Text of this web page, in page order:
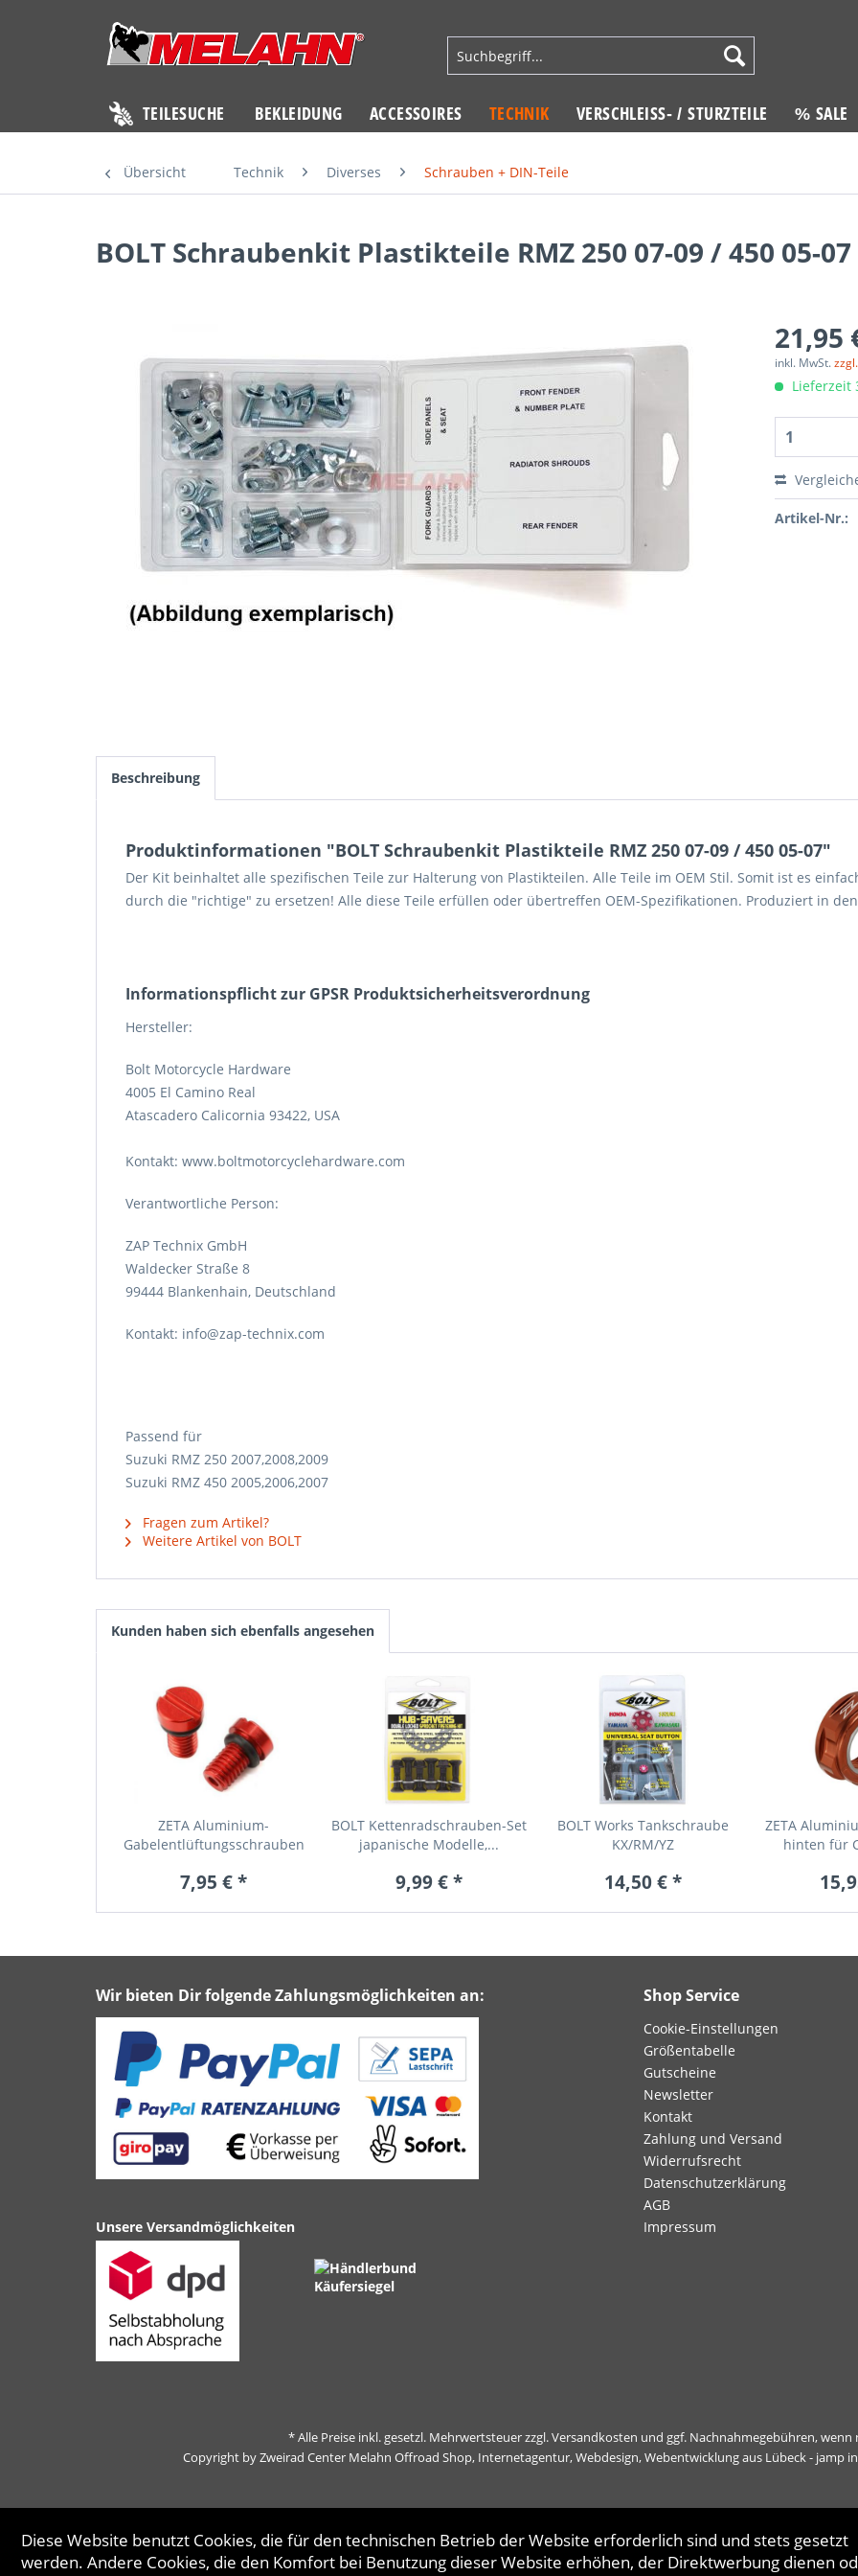
TEILESUCHE BEKLEIDUNG ACCESSOIRES TECHNIK VERSCHLEISS- / STURZTEILE % SALE
Übersicht Technik Diverses Schrauben + DIN-Teile
BOLT Schraubenkit Plastikteile RMZ 250 07-09 / 450 05-07
21,95
inkl. MwSt.
Lieferzeit
Artikel-Nr.:
Beschreibung
Produktinformationen "BOLT Schraubenkit Plastikteile RMZ 250 07-09 / 450 05-07"
Der Kit beinhaltet alle spezifischen Teile zur Halterung von Plastikteilen. Alle Teile im OEM Stil. Somit ist es
durch die "richtige" zu ersetzen! Alle diese Teile erfüllen oder übertreffen OEM-Spezifikationen. Produziert in den
Informations­pflicht zur GPSR Produktsicherheits­verordnung
Hersteller:
Bolt Motorcycle Hardware
4005 El Camino Real
Atascadero Calicornia 93422, USA
Kontakt: www.boltmotorcyclehardware.com
Verantwortliche Person:
ZAP Technix GmbH
Waldecker Straße 8
99444 Blankenhain, Deutschland
Kontakt: info@zap-technix.com
Passend für
Suzuki RMZ 250 2007,2008,2009
Suzuki RMZ 450 2005,2006,2007
Fragen zum Artikel?
Weitere Artikel von BOLT
Kunden haben sich ebenfalls angesehen
ZETA Aluminium-
Gabelentlüftungsschrauben
7,95 € *
BOLT Kettenradschrauben-Set
japanische Modelle,...
9,99 € *
BOLT Works Tankschraube
KX/RM/YZ
14,50 € *
ZETA
hinten für
Wir bieten Dir folgende Zahlungsmöglichkeiten an:
Unsere Versandmöglichkeiten
Shop Service
Cookie-Einstellungen
Größentabelle
Gutscheine
Newsletter
Kontakt
Zahlung und Versand
Widerrufsrecht
Datenschutzerklärung
AGB
Impressum
* Alle Preise inkl. gesetzl. Mehrwertsteuer zzgl.Versandkosten und ggf. Nachnahmegebühren,
Copyright by Zweirad Center Melahn Offroad Shop, Internetagentur, Webdesign, Webentwicklung aus Lübeck - jamp
Diese Website benutzt Cookies, die für den technischen Betrieb der Website erforderlich sind und stets gesetzt
werden. Andere Cookies, die den Komfort bei Benutzung dieser Website erhöhen, der Direktwerbung dienen